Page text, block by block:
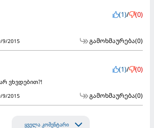
(1)/ (0)
9/2015 გამოხმაურება(0)
(1)/ (0)
ვხვდებით?!
9/2015 გამოხმაურება(0)
ყველა კომენტარი